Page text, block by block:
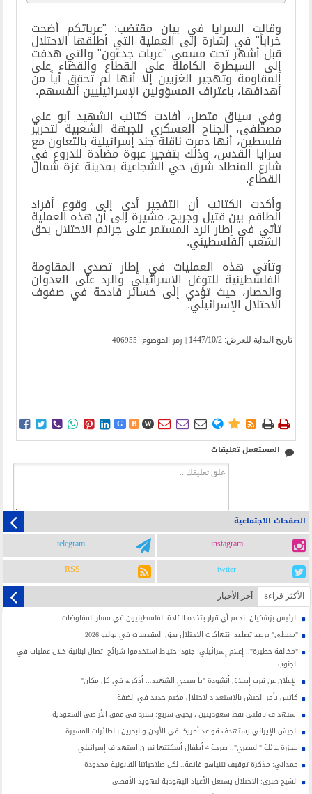
وقالت السرايا في بيان مقتضب: "عرباتكم أضحت
خراباً" في إشارة إلى العملية التي أطلقها الاحتلال
قبل أشهر تحت مسمى "عربات جدعون" والتي هدفت
إلى السيطرة الكاملة على القطاع والقضاء على
المقاومة وتهجير الغزيين إلا أنها لم تحقق أياً من
أهدافها، باعتراف المسؤولين الإسرائيليين أنفسهم.
وفي سياق متصل، أفادت كتائب الشهيد أبو علي
مصطفى، الجناح العسكري للجبهة الشعبية لتحرير
فلسطين، أنها دمرت ناقلة جند إسرائيلية بالتعاون مع
سرايا القدس، وذلك بتفجير عبوة مضادة للدروع في
شارع المنطاد شرق حي الشجاعية بمدينة غزة شمال
القطاع.
وأكدت الكتائب أن التفجير أدى إلى وقوع أفراد
الطاقم بين قتيل وجريح، مشيرة إلى أن هذه العملية
تأتي في إطار الرد المستمر على جرائم الاحتلال بحق
الشعب الفلسطيني.
وتأتي هذه العمليات في إطار تصدي المقاومة
الفلسطينية للتوغل الإسرائيلي والرد على العدوان
والحصار، حيث تؤدي إلى خسائر فادحة في صفوف
الاحتلال الإسرائيلي.
تاریخ البدایة للعرض: 1447/10/2 | رمز الموضوع: 406955
      G B W        
المستعمل تعليقات
الصفحات الاجتماعية
instagram
telegram
twiter
RSS
الأکثر قراءة آخر الأخبار
الرئيس بزشكيان: ندعم أي قرار يتخذه القادة الفلسطينيون في مسار المفاوضات
"معطى" يرصد تصاعد انتهاكات الاحتلال بحق المقدسات في يوليو 2026
"مخالفة خطيرة".. إعلام إسرائيلي: جنود احتياط استخدموا شرائح اتصال لبنانية خلال عمليات في
الجنوب
الإعلان عن قرب إطلاق أنشودة "يا سيدي الشهيد... أذكرك في كل مكان"
كاتس يأمر الجيش بالاستعداد لاحتلال مخيم جديد في الضفة
استهداف ناقلتي نفط سعوديتين ، يحيى سريع: سنرد في عمق الأراضي السعودية
الجيش الإيراني يستهدف قواعد أمريكا في الأردن والبحرين بالطائرات المسيرة
مجزرة عائلة "المصري".. صرخة 4 أطفال أسكتتها نيران استهداف إسرائيلي
ممداني: مذكرة توقيف نتنياهو قائمة.. لكن صلاحياتنا القانونية محدودة
الشيخ صبري: الاحتلال يستغل الأعياد اليهودية لتهويد الأقصى